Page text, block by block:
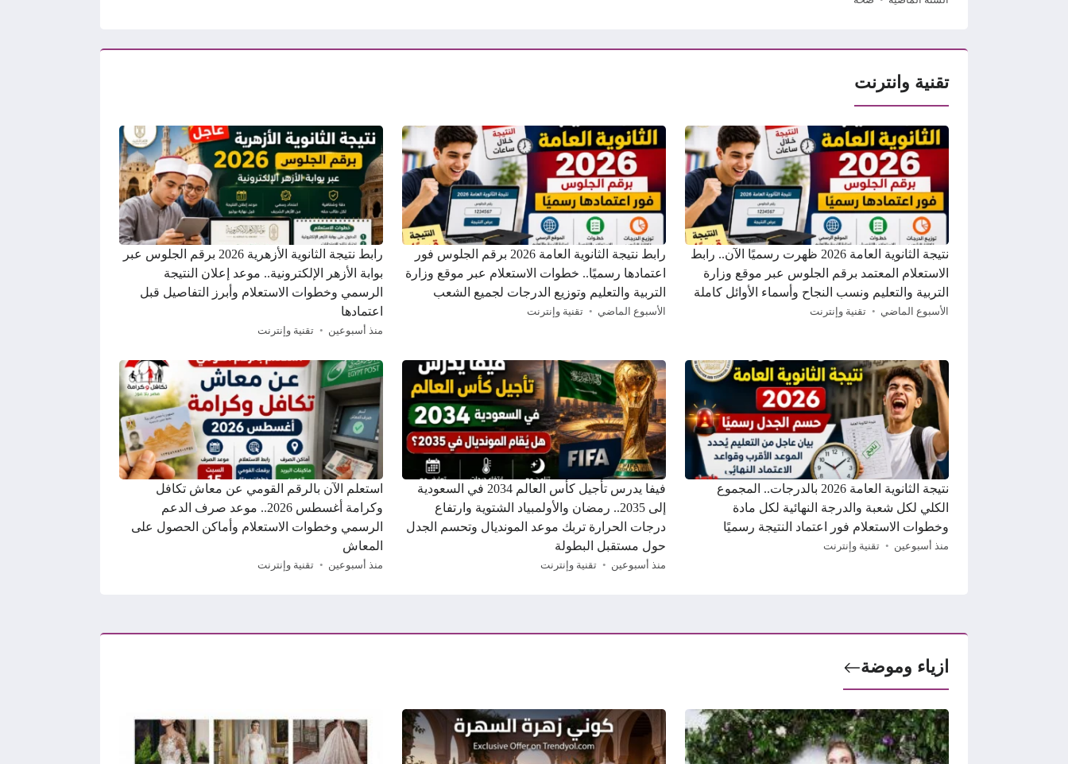
تقنية وانترنت
نتيجة الثانوية العامة 2026 ظهرت رسميًا الآن.. رابط
الاستعلام المعتمد برقم الجلوس عبر موقع وزارة
التربية والتعليم ونسب النجاح وأسماء الأوائل كاملة
الأسبوع الماضي تقنية وإنترنت
رابط نتيجة الثانوية العامة 2026 برقم الجلوس فور
اعتمادها رسميًا.. خطوات الاستعلام عبر موقع وزارة
التربية والتعليم وتوزيع الدرجات لجميع الشعب
الأسبوع الماضي تقنية وإنترنت
رابط نتيجة الثانوية الأزهرية 2026 برقم الجلوس عبر
بوابة الأزهر الإلكترونية.. موعد إعلان النتيجة
الرسمي وخطوات الاستعلام وأبرز التفاصيل قبل
اعتمادها
منذ أسبوعين تقنية وإنترنت
نتيجة الثانوية العامة 2026 بالدرجات.. المجموع
الكلي لكل شعبة والدرجة النهائية لكل مادة
وخطوات الاستعلام فور اعتماد النتيجة رسميًا
منذ أسبوعين تقنية وإنترنت
فيفا يدرس تأجيل كأس العالم 2034 في السعودية
إلى 2035.. رمضان والأولمبياد الشتوية وارتفاع
درجات الحرارة تربك موعد المونديال وتحسم الجدل
حول مستقبل البطولة
منذ أسبوعين تقنية وإنترنت
استعلم الآن بالرقم القومي عن معاش تكافل
وكرامة أغسطس 2026.. موعد صرف الدعم
الرسمي وخطوات الاستعلام وأماكن الحصول على
المعاش
منذ أسبوعين تقنية وإنترنت
ازياء وموضة